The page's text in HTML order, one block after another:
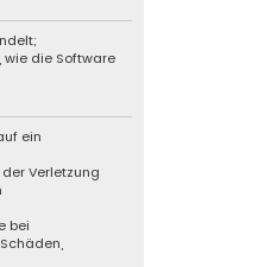
wie die Software
ein
Verletzung
bei